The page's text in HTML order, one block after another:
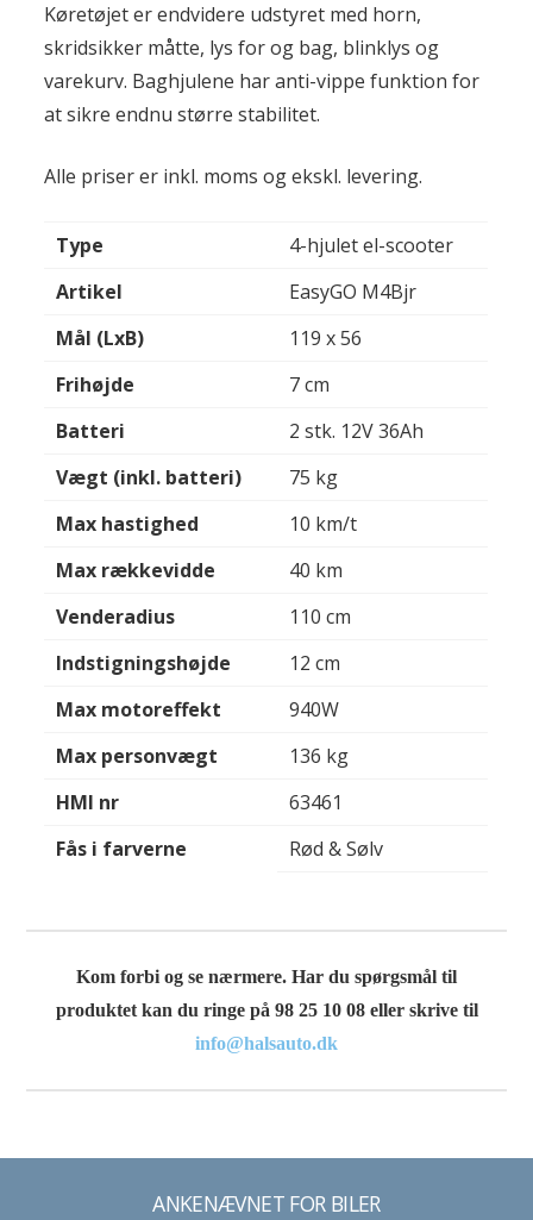
Køretøjet er endvidere udstyret med horn,
skridsikker måtte, lys for og bag, blinklys og
varekurv. Baghjulene har anti-vippe funktion for
at sikre endnu større stabilitet.
Alle priser er inkl. moms og ekskl. levering.
Type
4-hjulet el-scooter
Artikel
EasyGO M4Bjr
Mål (LxB)
119 x 56
Frihøjde
7 cm
Batteri
2 stk. 12V 36Ah
Vægt (inkl. batteri)
75 kg
Max hastighed
10 km/t
Max rækkevidde
40 km
Venderadius
110 cm
Indstigningshøjde
12 cm
Max motoreffekt
940W
Max personvægt
136 kg
HMI nr
63461
Fås i farverne
Rød & Sølv
Kom forbi og se nærmere. Har du spørgsmål til
produktet kan du ringe på 98 25 10 08 eller skrive til
info@halsauto.dk
ANKENÆVNET FOR BILER